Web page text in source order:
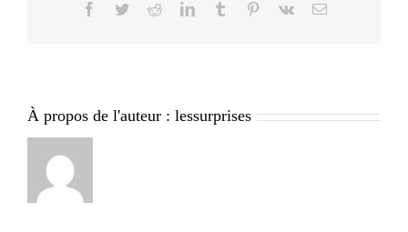
Facebook
TwitterRedditLinkedInTumblr Pinterest
Vk Email
À propos de l'auteur : lessurprises